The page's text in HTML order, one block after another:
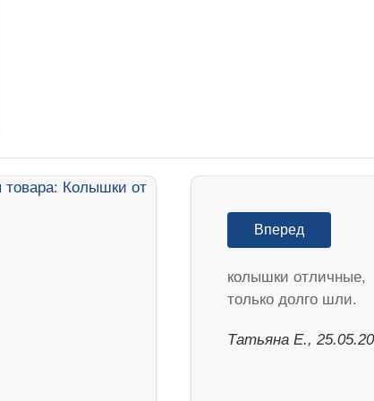
Вперед
колышки отличные,
только долго шли.
Татьяна Е.,